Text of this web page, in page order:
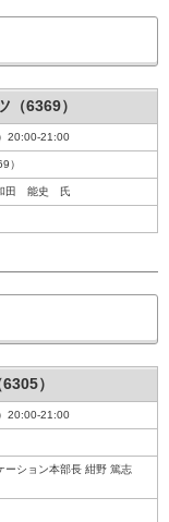
（6369）
20:00-21:00
）
田 能史 氏
）
20:00-21:00
ーション本部長 紺野 篤志